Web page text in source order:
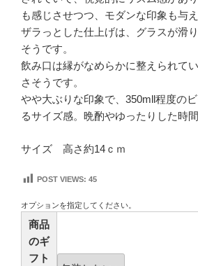
も感じさせつつ、モダンな印象も与え
ザラっとした仕上げは、グラスが滑
そうです。
飲み口は縁がなめらかに整えられて
さそうです。
やや大ぶりな印象で、350mll程度の
るサイズ感。晩酌やゆったりした時間
サイズ 高さ約14ｃｍ
POST VIEWS: 45
オプションを指定してください。
商品
のギ
フト